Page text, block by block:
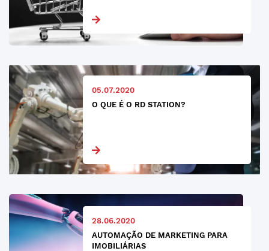
05.07.2020
O QUE É O RD STATION?
28.06.2020
AUTOMAÇÃO DE MARKETING PARA
IMOBILIÁRIAS